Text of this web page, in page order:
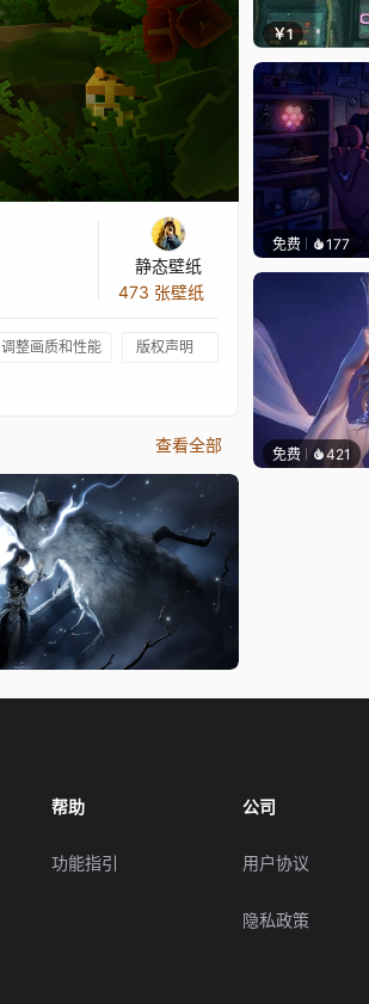
静态壁纸
473 张壁纸
调整画质和性能 版权声明
查看全部
￥1
免费 177
免费 421
帮助
功能指引
公司
用户协议
隐私政策